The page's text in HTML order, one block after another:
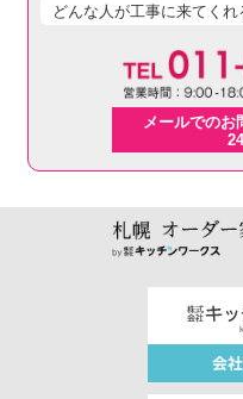
どんな人が工事に来てくれ
メールでのお